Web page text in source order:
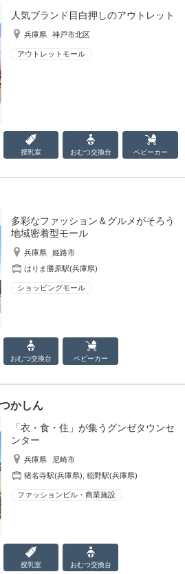
人気ブランド目白押しのアウトレット
兵庫県 神戸市北区
アウトレットモール
授乳室 おむつ交換台 ベビーカー
多彩なファッション＆グルメがそろう
地域密着型モール
兵庫県
姫路市
はりま勝原駅(兵庫県)
ショッピングモール
おむつ交換台 ベビーカー
かしん
「衣・食・住」が集うグンゼタウンセ
ンター
兵庫県
尼崎市
猪名寺駅(兵庫県) ,稲野駅(兵庫県)
ファッションビル・商業施設
授乳室 おむつ交換台